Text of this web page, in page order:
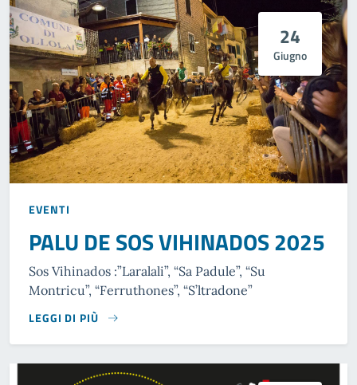
24
Giugno
EVENTI
PALU DE SOS VIHINADOS 2025
Sos Vihinados :”Laralali”, “Sa Padule”, “Su
Montricu”, “Ferruthones”, “S’ltradone”
LEGGI DI PIÙ